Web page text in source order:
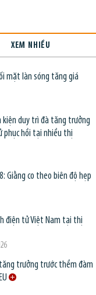
XEM NHIỀU
mặt làn sóng tăng giá
duy trì đà tăng trưởng
phục hồi tại nhiều thị
Giằng co theo biên độ hẹp
điện tử Việt Nam tại thị
trưởng trước thềm đàm